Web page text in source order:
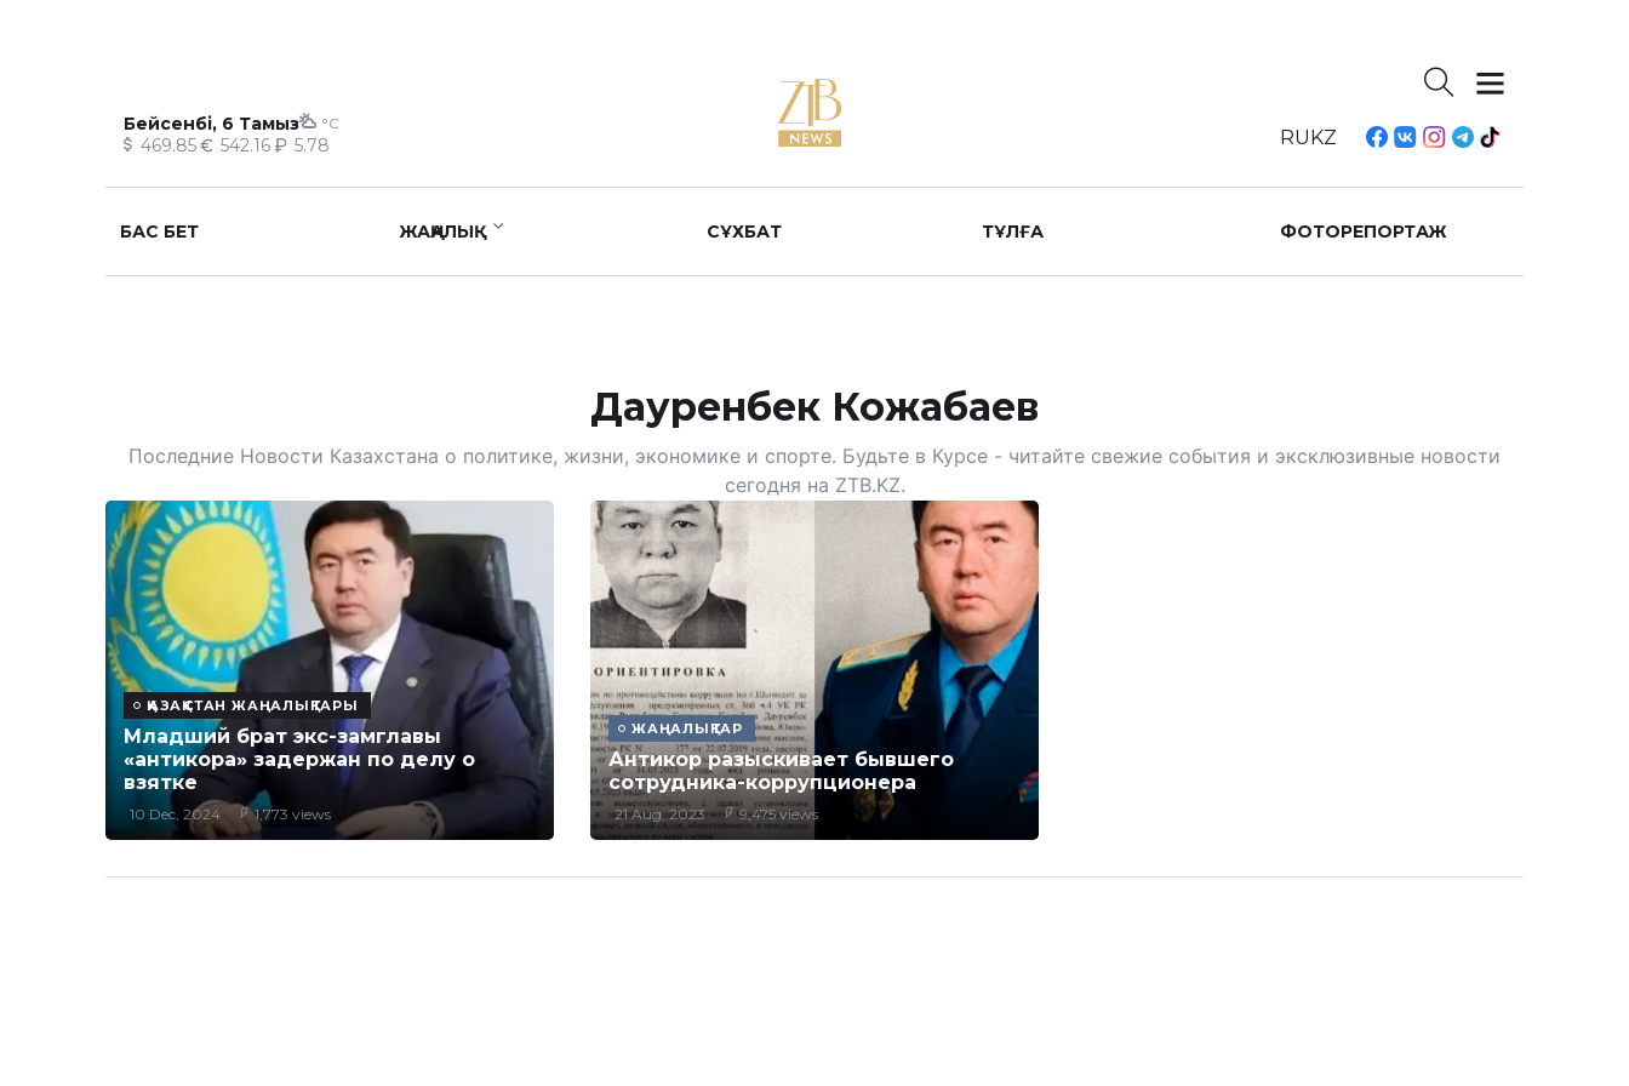
Бейсенбі, 6 Тамыз °C
469.85 542.16 5.78 RUKZ
БАС БЕТ ЖАҢАЛЫҚ СҰХБАТ ТҰЛҒА ФОТОРЕПОРТАЖ
Дауренбек Кожабаев
Последние Новости Казахстана о политике, жизни, экономике и спорте. Будьте в Курсе - читайте свежие события и эксклюзивные новости
сегодня на ZTB.KZ.
ҚАЗАҚСТАН ЖАҢАЛЫҚТАРЫ
Младший брат экс-замглавы
«антикора» задержан по делу о
взятке
10 Dec, 2024 1,773 views
ЖАҢАЛЫҚТАР
Антикор разыскивает бывшего
сотрудника-коррупционера
21 Aug, 2023 9,475 views